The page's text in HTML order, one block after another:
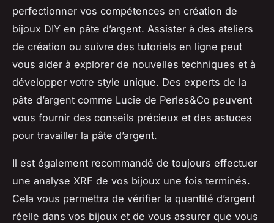
perfectionner vos compétences en création de
bijoux DIY en pâte d’argent. Assister à des ateliers
de création ou suivre des tutoriels en ligne peut
vous aider à explorer de nouvelles techniques et à
développer votre style unique. Des experts de la
pâte d’argent comme Lucie de Perles&Co peuvent
vous fournir des conseils précieux et des astuces
pour travailler la pâte d’argent.
Il est également recommandé de toujours effectuer
une analyse XRF de vos bijoux une fois terminés.
Cela vous permettra de vérifier la quantité d’argent
réelle dans vos bijoux et de vous assurer que vous